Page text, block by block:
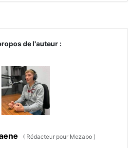
de l'auteur :
( Rédacteur pour Mezabo )